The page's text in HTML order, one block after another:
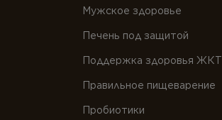
Мужское здоровье
Печень под защитой
Поддержка здоровья ЖКТ
Правильное пищеварение
Пробиотики